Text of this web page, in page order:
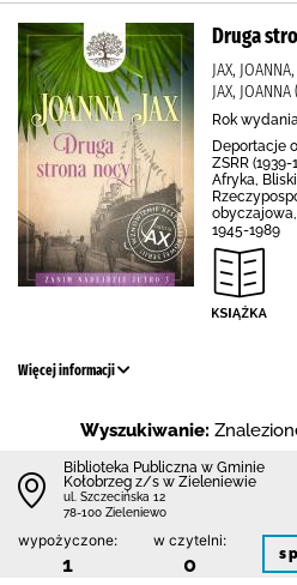
Druga
JAX,
JAX,
Rok
Deportacje
ZSRR
Afryka,
obyczajowa,
1945-1989
Więcej informacji
Wyszukiwanie:
Biblioteka Publiczna w Gminie
Kołobrzeg z/s w Zieleniewie
ul. Szczecińska 12
78-100 Zieleniewo
wypożyczone:
1
w czytelni:
0